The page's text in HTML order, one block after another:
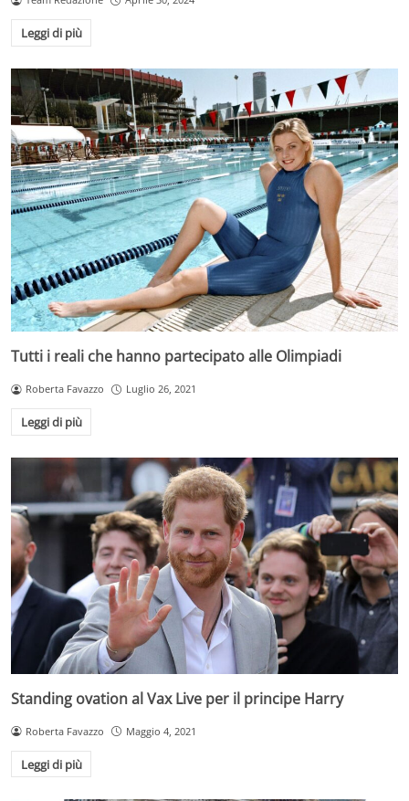
Leggi di più
Tutti i reali che hanno partecipato alle Olimpiadi
Roberta Favazzo Luglio 26, 2021
Leggi di più
Standing ovation al Vax Live per il principe Harry
Roberta Favazzo Maggio 4, 2021
Leggi di più